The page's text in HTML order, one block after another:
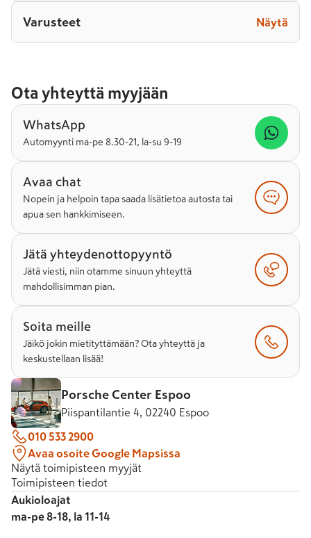
Varusteet Näytä
Ota yhteyttä myyjään
WhatsApp
Automyynti ma-pe 8.30-21, la-su 9-19
Avaa chat
Nopein ja helpoin tapa saada lisätietoa autosta tai
apua sen hankkimiseen.
Jätä yhteydenottopyyntö
Jätä viesti, niin otamme sinuun yhteyttä
mahdollisimman pian.
Soita meille
Jäikö jokin mietityttämään? Ota yhteyttä ja
keskustellaan lisää!
Porsche Center Espoo
Piispantilantie 4, 02240 Espoo
010 533 2900
Avaa osoite Google Mapsissa
Näytä toimipisteen myyjät
Toimipisteen tiedot
Aukioloajat
ma-pe 8-18, la 11-14